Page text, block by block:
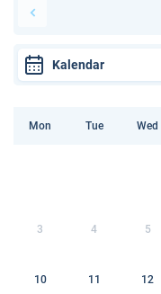
Kalendar
Mon Tue Wed
3 4 5
10 11 12